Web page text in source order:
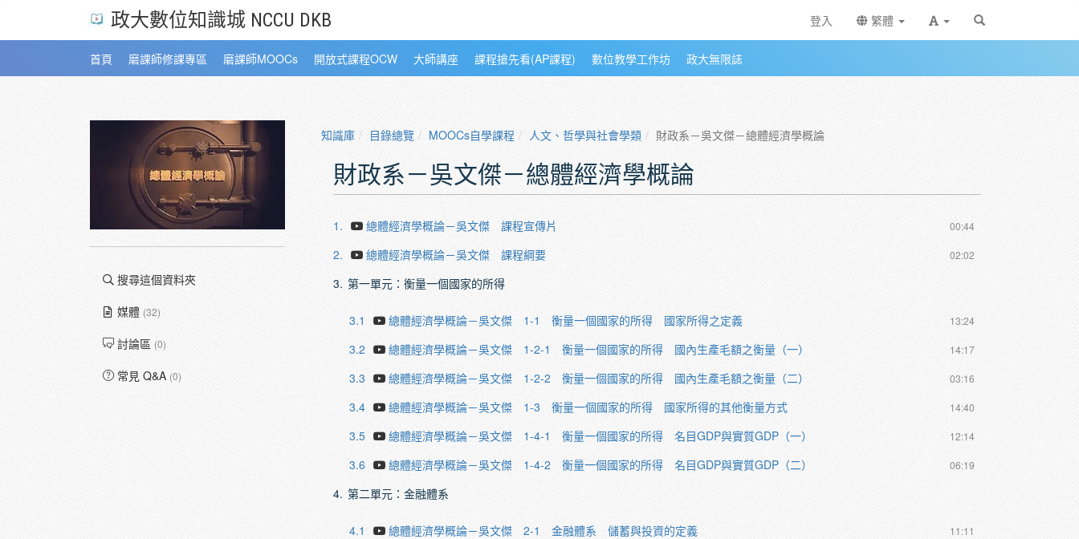
政大數位知識城 NCCU DKB 登入 繁體
首頁 磨課師修課專區 磨課師MOOCs 開放式課程OCW 大師講座 課程搶先看(AP課程) 數位教學工作坊 政大無限誌
搜尋這個資料夾
媒體 (32)
討論區 (0)
常見 Q&A (0)
知識庫 目錄總覽 MOOCs自學課程 人文、哲學與社會學類 財政系－吳文傑－總體經濟學概論
財政系－吳文傑－總體經濟學概論
1. 00:44
總體經濟學概論－吳文傑 課程宣傳片
2.
02:02
總體經濟學概論－吳文傑 課程綱要
3. 第一單元：衡量一個國家的所得
3.1 13:24
總體經濟學概論－吳文傑 1-1 衡量一個國家的所得 國家所得之定義
3.2
14:17
總體經濟學概論－吳文傑 1-2-1 衡量一個國家的所得 國內生產毛額之衡量（一）
3.3
03:16
總體經濟學概論－吳文傑 1-2-2 衡量一個國家的所得 國內生產毛額之衡量（二）
3.4
14:40
總體經濟學概論－吳文傑 1-3 衡量一個國家的所得 國家所得的其他衡量方式
3.5
12:14
總體經濟學概論－吳文傑 1-4-1 衡量一個國家的所得 名目GDP與實質GDP（一）
3.6
06:19
總體經濟學概論－吳文傑 1-4-2 衡量一個國家的所得 名目GDP與實質GDP（二）
4. 第二單元：金融體系
4.1 11:11
總體經濟學概論－吳文傑 2-1 金融體系 儲蓄與投資的定義